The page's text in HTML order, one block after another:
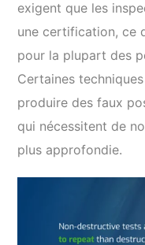
exigent que les
une certification, ce
pour la plupart des
Certaines
produire des faux
qui nécessitent de
plus approfondie.